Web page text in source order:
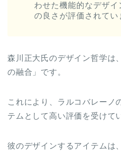
わせた機能的なデザ
の良さが評価されてい
森川正大氏のデザイン哲学は
の融合」です。
これにより、ラルコバレーノ
テムとして高い評価を受けて
彼のデザインするアイテムは